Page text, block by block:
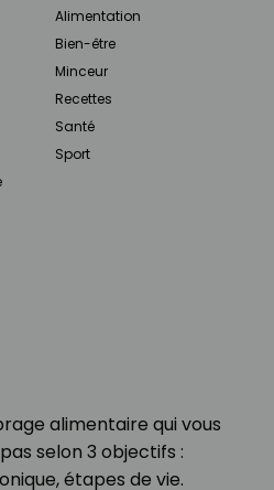
alimentaire qui vous
selon 3 objectifs :
étapes de vie.
Alimentation
Bien-être
Minceur
Recettes
Santé
Sport